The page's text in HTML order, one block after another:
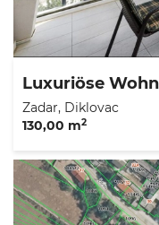
Zadar, Diklovac
130,00 m2